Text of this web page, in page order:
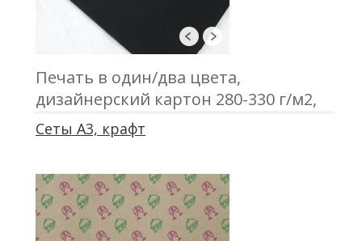
Печать в один/два цвета,
дизайнерский картон 280-330 г/м2,
клеенный карман
Сеты А3, крафт